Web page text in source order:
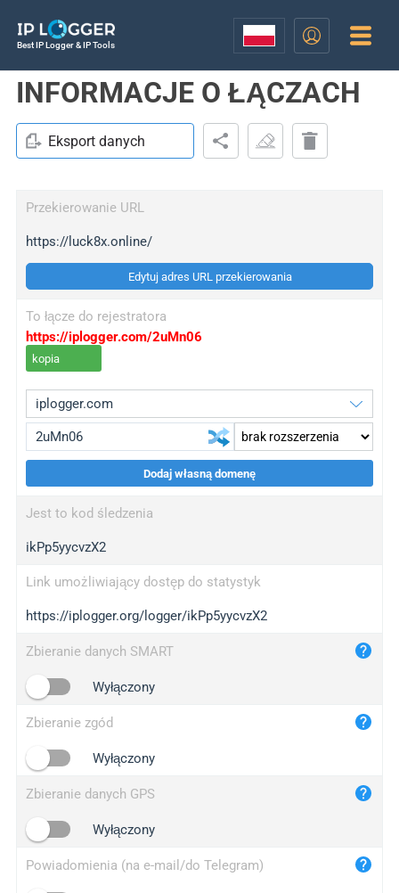
Best IP Logger & IP Tools
INFORMACJE O ŁĄCZACH
Eksport danych
Przekierowanie URL
https://luck8x.online/
Edytuj adres URL przekierowania
To łącze do rejestratora
https://iplogger.com/2uMn06
kopia
wl.gl
ed.tc
iplogger.com
maper.info
2no.co
yip.su
iplogger.info
Dodaj własną domenę
Jest to kod śledzenia
ikPp5yycvzX2
Link umożliwiający dostęp do statystyk
https://iplogger.org/logger/ikPp5yycvzX2
Zbieranie danych SMART
Wyłączony
Zbieranie zgód
Wyłączony
Zbieranie danych GPS
Wyłączony
Powiadomienia (na e-mail/do Telegram)